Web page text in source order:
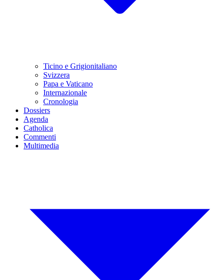
Ticino e Grigionitaliano
Svizzera
Papa e Vaticano
Internazionale
Cronologia
Dossiers
Agenda
Catholica
Commenti
Multimedia